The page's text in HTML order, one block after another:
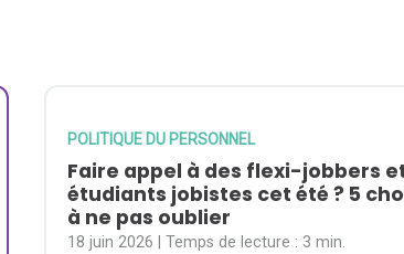
POLITIQUE DU PERSONNEL
Faire appel à des flexi-jobbers
étudiants jobistes cet été ? 5
à ne pas oublier
18 juin 2026 | Temps de lecture : 3 min.